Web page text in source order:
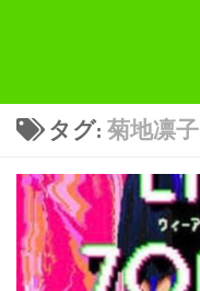
タグ: 菊地凛子